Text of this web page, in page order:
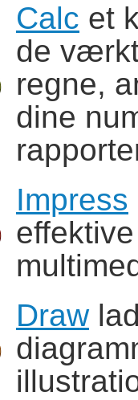
Calc et
de
regne,
dine
Impress
Draw